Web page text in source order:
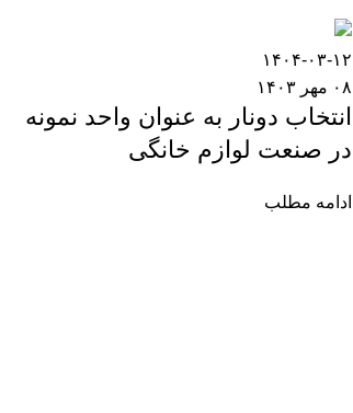
۱۴۰۴-۰۳-۱۲
۰۸ مهر ۱۴۰۳
انتخاب دونار به عنوان واحد نمونه
در صنعت لوازم خانگی
ادامه مطلب